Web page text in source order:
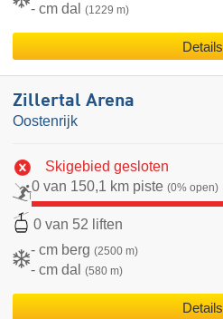
- cm dal (1229 m)
Details
Zillertal Arena
Oostenrijk
Skigebied gesloten
0 van 150,1 km piste (0% open)
0 van 52 liften
- cm berg (2500 m)
- cm dal (580 m)
Details